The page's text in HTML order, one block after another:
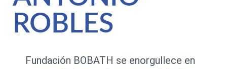
ROBLES
Fundación BOBATH se enorgullece en